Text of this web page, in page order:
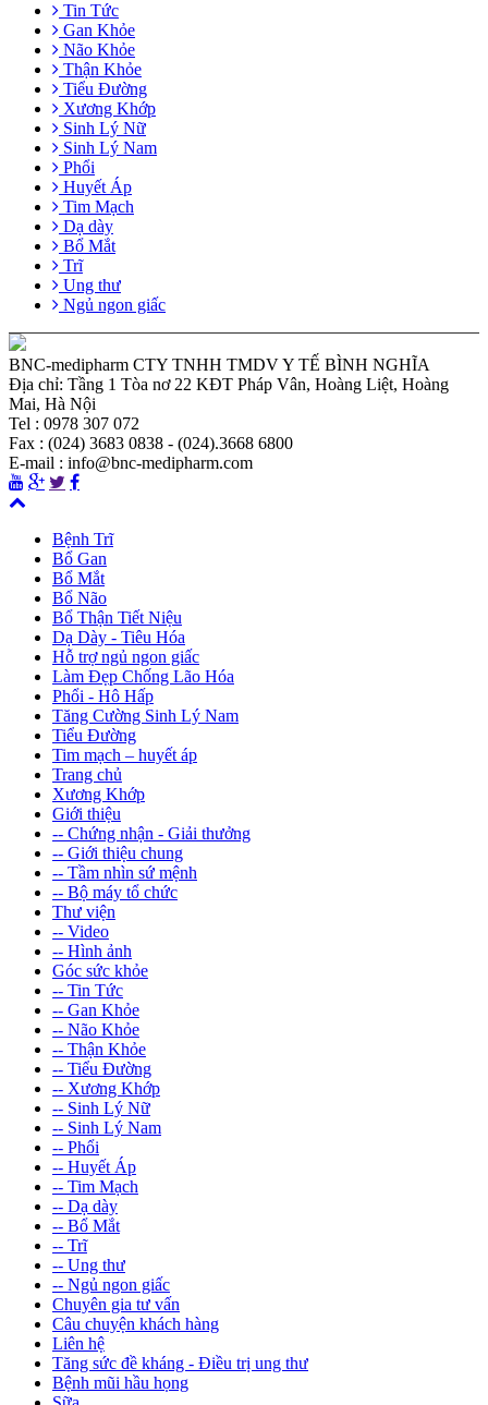
Tin Tức
Gan Khỏe
Não Khỏe
Thận Khỏe
Tiểu Đường
Xương Khớp
Sinh Lý Nữ
Sinh Lý Nam
Phổi
Huyết Áp
Tim Mạch
Dạ dày
Bổ Mắt
Trĩ
Ung thư
Ngủ ngon giấc
BNC-medipharm CTY TNHH TMDV Y TẾ BÌNH NGHĨA
Địa chỉ: Tầng 1 Tòa nơ 22 KĐT Pháp Vân, Hoàng Liệt, Hoàng
Mai, Hà Nội
Tel : 0978 307 072
Fax : (024) 3683 0838 - (024).3668 6800
E-mail : info@bnc-medipharm.com
Bệnh Trĩ
Bổ Gan
Bổ Mắt
Bổ Não
Bổ Thận Tiết Niệu
Dạ Dày - Tiêu Hóa
Hỗ trợ ngủ ngon giấc
Làm Đẹp Chống Lão Hóa
Phổi - Hô Hấp
Tăng Cường Sinh Lý Nam
Tiểu Đường
Tim mạch – huyết áp
Trang chủ
Xương Khớp
Giới thiệu
-- Chứng nhận - Giải thưởng
-- Giới thiệu chung
-- Tầm nhìn sứ mệnh
-- Bộ máy tổ chức
Thư viện
-- Video
-- Hình ảnh
Góc sức khỏe
-- Tin Tức
-- Gan Khỏe
-- Não Khỏe
-- Thận Khỏe
-- Tiểu Đường
-- Xương Khớp
-- Sinh Lý Nữ
-- Sinh Lý Nam
-- Phổi
-- Huyết Áp
-- Tim Mạch
-- Dạ dày
-- Bổ Mắt
-- Trĩ
-- Ung thư
-- Ngủ ngon giấc
Chuyên gia tư vấn
Câu chuyện khách hàng
Liên hệ
Tăng sức đề kháng - Điều trị ung thư
Bệnh mũi hầu họng